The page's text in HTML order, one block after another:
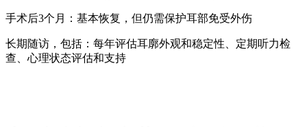
手术后3个月：基本恢复，但仍需保护耳部免受外伤
长期随访，包括：每年评估耳廓外观和稳定性、定期听力检
查、心理状态评估和支持